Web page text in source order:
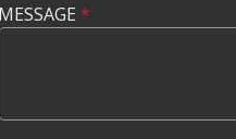
MESSAGE *